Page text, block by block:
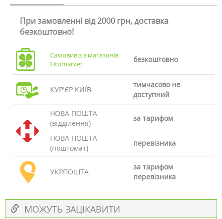
При замовленні від 2000 грн, доставка
безкоштовно!
Самовивіз з магазинів
Fitomarket
безкоштовно
КУР'ЄР КИЇВ
тимчасово не
доступний
НОВА ПОШТА
(відділення)
за тарифом
НОВА ПОШТА
(поштомат)
перевізника
УКРПОШТА
за тарифом
перевізника
МОЖУТЬ ЗАЦІКАВИТИ